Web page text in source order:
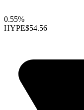
0.55%
HYPE$54.56